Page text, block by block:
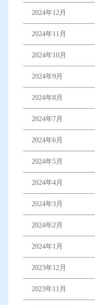
2024年12月
2024年11月
2024年10月
2024年9月
2024年8月
2024年7月
2024年6月
2024年5月
2024年4月
2024年3月
2024年2月
2024年1月
2023年12月
2023年11月